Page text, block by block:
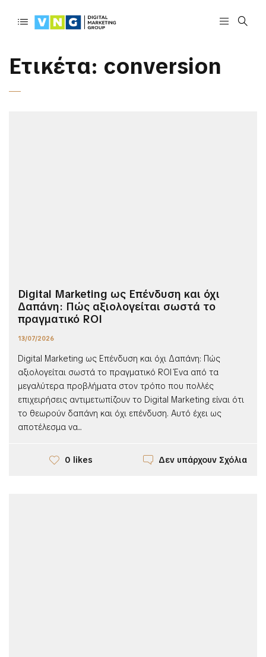
Ετικέτα: conversion
Digital Marketing ως Επένδυση και όχι
Δαπάνη: Πώς αξιολογείται σωστά το
πραγματικό ROI
13/07/2026
Digital Marketing ως Επένδυση και όχι Δαπάνη: Πώς
αξιολογείται σωστά το πραγματικό ROI Ένα από τα
μεγαλύτερα προβλήματα στον τρόπο που πολλές
επιχειρήσεις αντιμετωπίζουν το Digital Marketing είναι ότι
το θεωρούν δαπάνη και όχι επένδυση. Αυτό έχει ως
αποτέλεσμα να...
0 likes Δεν υπάρχουν Σχόλια